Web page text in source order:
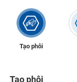
Tạo phôi
Tạo phôi